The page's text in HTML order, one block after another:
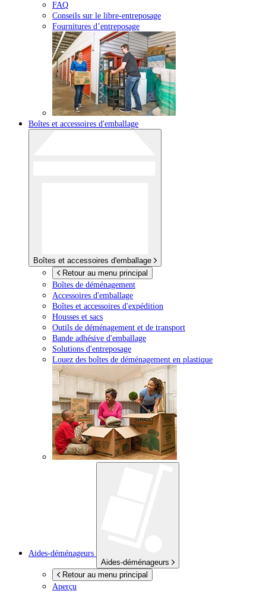
FAQ
Conseils sur le libre-entreposage
Fournitures d’entreposage
Boîtes et accessoires d'emballage
Boîtes et accessoires d'emballage
Retour au menu principal
Boîtes de déménagement
Accessoires d'emballage
Boîtes et accessoires d'expédition
Housses et sacs
Outils de déménagement et de transport
Bande adhésive d'emballage
Solutions d'entreposage
Louez des boîtes de déménagement en plastique
Aides-déménageurs
Aides-déménageurs
Retour au menu principal
Aperçu